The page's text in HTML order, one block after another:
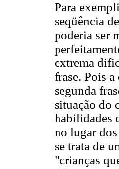
Para
seqüência
poderia ser
extrema
frase. Pois
segunda
situação do
habilidades
no lugar
se trata de
"crianças